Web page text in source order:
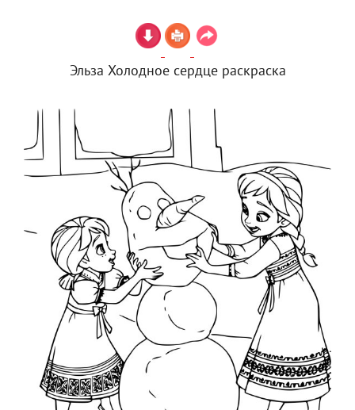
Эльза Холодное сердце раскраска